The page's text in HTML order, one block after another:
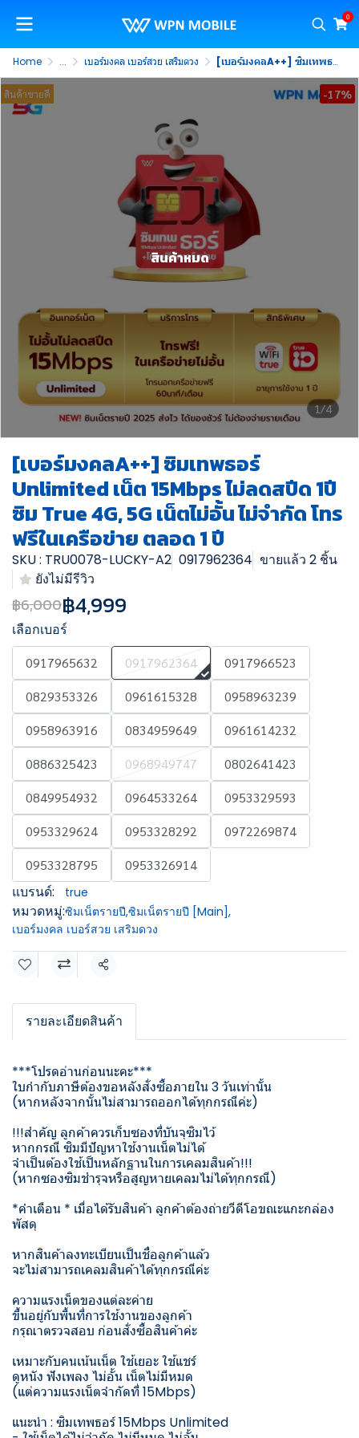
0
Home ... เบอร์มงคล เบอร์สวย เสริมดวง [เบอร์มงคลA++] ซิมเทพธอร์ Unlimited เน็ต 15Mbps ไม่ลดสปีด 1ปี ซิม True 4G, 5G เน็ตไม่อั้น ไม่จำกัด โทรฟรีในเครือข่าย ตลอด 1 ปี
1/4
สินค้าขายดี -17%
สินค้าหมด
[เบอร์มงคลA++] ซิมเทพธอร์
Unlimited เน็ต 15Mbps ไม่ลดสปีด 1ปี
ซิม True 4G, 5G เน็ตไม่อั้น ไม่จำกัด โทร
ฟรีในเครือข่าย ตลอด 1 ปี
SKU : TRU0078-LUCKY-A2 0917962364 ขายแล้ว 2 ชิ้น
ยังไม่มีรีวิว
฿6,000฿4,999
เลือกเบอร์
0917965632 0917962364
0917966523
0829353326
0961615328
0958963239
0958963916
0834959649
0961614232
0886325423
0968949747
0802641423
0849954932
0964533264
0953329593
0953329624
0953328292
0972269874
0953328795
0953326914
แบรนด์: true
หมวดหมู่:ซิมเน็ตรายปี,ซิมเน็ตรายปี [Main],
เบอร์มงคล เบอร์สวย เสริมดวง
แชร์
รายละเอียดสินค้า
***โปรดอ่านก่อนนะคะ***
ใบกำกับภาษีต้องขอหลังสั่งซื้อภายใน 3 วันเท่านั้น
(หากหลังจากนั้นไม่สามารถออกได้ทุกกรณีค่ะ)
!!!สำคัญ ลูกค้าควรเก็บซองที่บันจุซิมไว้
หากกรณี ซิมมีปัญหาใช้งานเน็ตไม่ได้
จำเป็นต้องใช้เป็นหลักฐานในการเคลมสินค้า!!!
(หากซองซิมชำรุจหรือสูญหายเคลมไม่ได้ทุกกรณี)
*คำเตือน * เมื่อได้รับสินค้า ลูกค้าต้องถ่ายวีดีโอขณะแกะกล่อง
พัสดุ
หากสินค้าลงทะเบียนเป็นชื่อลูกค้าแล้ว
จะไม่สามารถเคลมสินค้าได้ทุกกรณีค่ะ
ความแรงเน็ตของแต่ละค่าย
ขึ้นอยู่กับพื้นที่การใช้งานของลูกค้า
กรุณาตรวจสอบ ก่อนสั่งซื้อสินค้าค่ะ
เหมาะกับคนเน้นเน็ต ใช้เยอะ ใช้แชร์
ดูหนัง ฟังเพลง ไม่อั้น เน็ตไม่มีหมด
(แต่ความแรงเน็ตจำกัดที่ 15Mbps)
แนะนำ : ซิมเทพธอร์ 15Mbps Unlimited